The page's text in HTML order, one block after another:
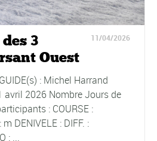
11/04/2026
3
Ouest
: Michel Harrand
avril 2026 Nombre Jours de
: COURSE :
DENIVELE : DIFF. :
: ...